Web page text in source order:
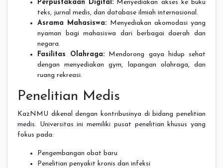
Perpustakaan Digital: Menyediakan akses ke buku
teks, jurnal medis, dan database ilmiah internasional.
Asrama Mahasiswa: Menyediakan akomodasi yang
nyaman bagi mahasiswa dari berbagai daerah dan
negara.
Fasilitas Olahraga: Mendorong gaya hidup sehat
dengan menyediakan gym, lapangan olahraga, dan
ruang rekreasi.
Penelitian Medis
KazNMU dikenal dengan kontribusinya di bidang penelitian
medis. Universitas ini memiliki pusat penelitian khusus yang
fokus pada:
Pengembangan obat baru
Penelitian penyakit kronis dan infeksi